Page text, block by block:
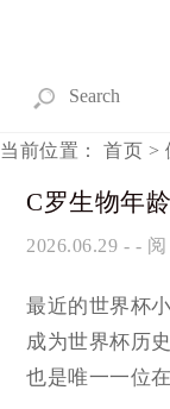
当前位置： 首页 >
C罗生物年
2026.06.29 - - 阅
最近的世界杯
成为世界杯历
也是唯一一位